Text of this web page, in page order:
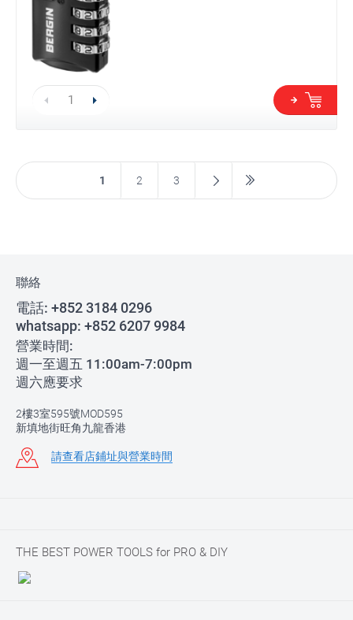
1 2 3
聯絡
電話: +852 3184 0296
whatsapp: +852 6207 9984
營業時間:
週一至週五 11:00am-7:00pm
週六應要求
2樓3室595號MOD595
新填地街旺角九龍香港
請查看店鋪址與營業時間
THE BEST POWER TOOLS for PRO & DIY